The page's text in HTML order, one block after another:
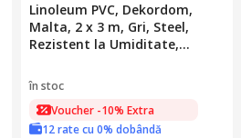
Linoleum PVC, Dekordom,
Malta, 2 x 3 m, Gri, Steel,
Rezistent la Umiditate,
Simplu, Curatare Usoara
în stoc
Voucher -10% Extra
12 rate cu 0% dobândă